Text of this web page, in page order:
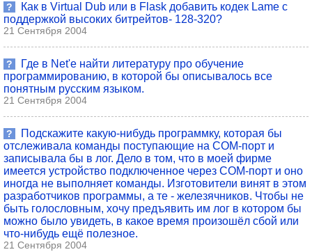
?
Как в Virtual Dub или в Flask добавить кодек Lame с
поддержкой высоких битрейтов- 128-320?
21 Сентября 2004
?
Где в Net'e найти литературу про обучение
программированию, в которой бы описывалось все
понятным русским языком.
21 Сентября 2004
?
Подскажите какую-нибудь программку, которая бы
отслеживала команды поступающие на COM-порт и
записывала бы в лог. Дело в том, что в моей фирме
имеется устройство подключенное через COM-порт и оно
иногда не выполняет команды. Изготовители винят в этом
разработчиков программы, а те - железячников. Чтобы не
быть голословным, хочу предъявить им лог в котором бы
можно было увидеть, в какое время произошёл сбой или
что-нибудь ещё полезное.
21 Сентября 2004